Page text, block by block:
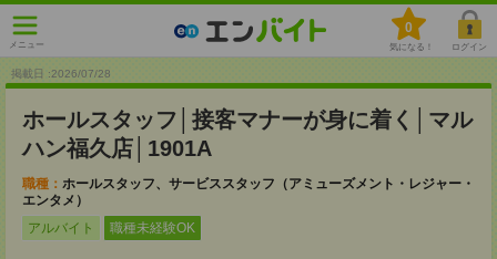
メニュー
0
気になる！ ログイン
掲載日 :2026/07/28
ホールスタッフ│接客マナーが身に着く│マル
ハン福久店│1901A
職種： ホールスタッフ、サービススタッフ（アミューズメント・レジャー・
エンタメ）
アルバイト
職種未経験OK